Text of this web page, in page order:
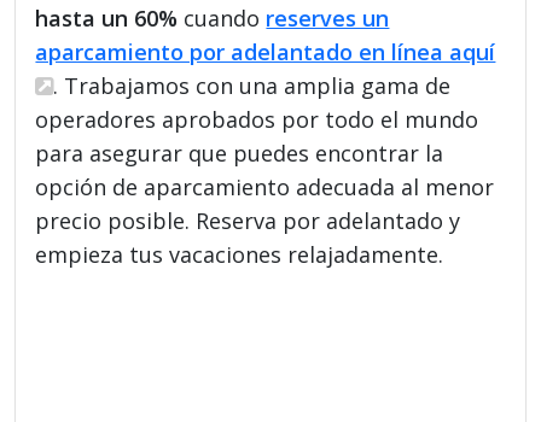
hasta un 60% cuando reserves un
aparcamiento por adelantado en línea aquí
. Trabajamos con una amplia gama de
operadores aprobados por todo el mundo
para asegurar que puedes encontrar la
opción de aparcamiento adecuada al menor
precio posible. Reserva por adelantado y
empieza tus vacaciones relajadamente.